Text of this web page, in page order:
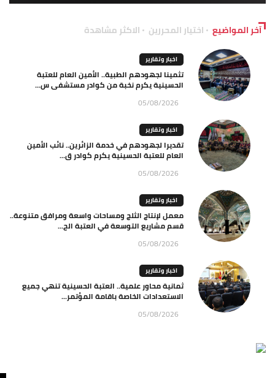
آخر المواضيع اختيار المحررين الاكثر مشاهدة
اخبار وتقارير
تثمينا لجهودهم الطبية.. الأمين العام للعتبة
الحسينية يكرم نخبة من كوادر مستشفى س...
05/08/2026
اخبار وتقارير
تقديرا لجهودهم في خدمة الزائرين.. نائب الأمين
العام للعتبة الحسينية يكرم كوادر ق...
05/08/2026
اخبار وتقارير
معمل لإنتاج الثلج ومساحات واسعة ومرافق متنوعة..
قسم مشاريع التوسعة في العتبة الح...
05/08/2026
اخبار وتقارير
ثمانية محاور علمية.. العتبة الحسينية تنهي جميع
الاستعدادات الخاصة باقامة المؤتمر...
05/08/2026